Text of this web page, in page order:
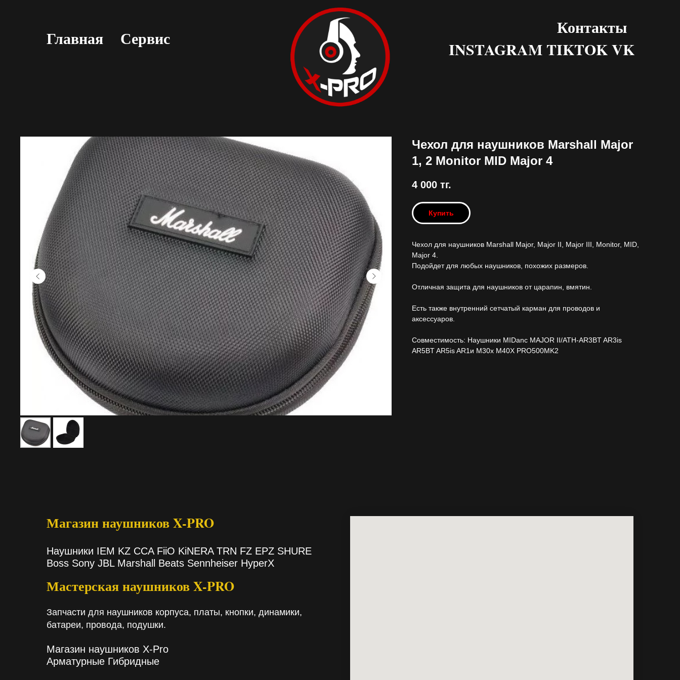
Главная Сервис
Контакты
INSTAGRAM TIKTOK VK
Чехол для наушников Marshall Major
1, 2 Monitor MID Major 4
4 000 тг.
Купить
Чехол для наушников Marshall Major, Major II, Major III, Monitor, MID,
Major 4.
Подойдет для любых наушников, похожих размеров.
Отличная защита для наушников от царапин, вмятин.
Есть также внутренний сетчатый карман для проводов и
аксессуаров.
Совместимость: Наушники MIDanc MAJOR II/ATH-AR3BT AR3is
AR5BT AR5is AR1и M30x M40X PRO500MK2
Магазин наушников X-PRO
Наушники IEM KZ CCA FiiO KiNERA TRN FZ EPZ SHURE
Boss Sony JBL Marshall Beats Sennheiser HyperX
Мастерская наушников X-PRO
Запчасти для наушников корпуса, платы, кнопки, динамики,
батареи, провода, подушки.
Магазин наушников X-Pro
Арматурные Гибридные